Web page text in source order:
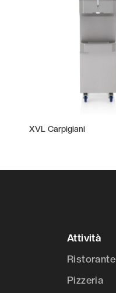
XVL Carpigiani
Attività
Ristorante
Pizzeria